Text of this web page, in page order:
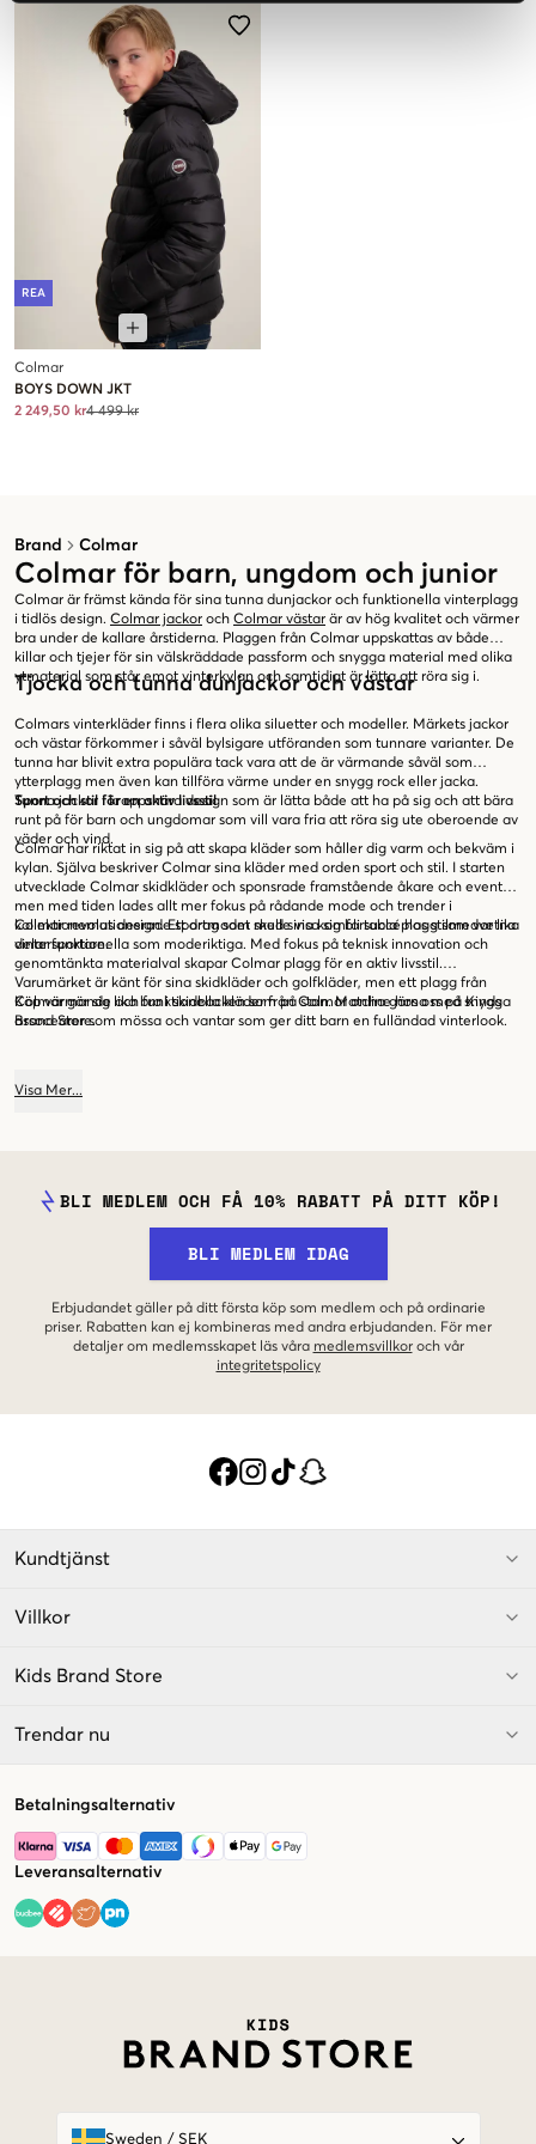
Brand Colmar
Colmar för barn, ungdom och junior
Colmar är främst kända för sina tunna dunjackor och funktionella vinterplagg
i tidlös design. Colmar jackor och Colmar västar är av hög kvalitet och värmer
bra under de kallare årstiderna. Plaggen från Colmar uppskattas av både
killar och tjejer för sin välskräddade passform och snygga material med olika
ytmaterial som står emot vinterkylan och samtidigt är lätta att röra sig i.
Tjocka och tunna dunjackor och västar
Colmars vinterkläder finns i flera olika siluetter och modeller. Märkets jackor
och västar förkommer i såväl bylsigare utföranden som tunnare varianter. De
tunna har blivit extra populära tack vara att de är värmande såväl som
ytterplagg men även kan tillföra värme under en snygg rock eller jacka.
Tunna jackor i kroppsnära design som är lätta både att ha på sig och att bära
runt på för barn och ungdomar som vill vara fria att röra sig ute oberoende av
väder och vind.
Sport och stil för en aktiv livsstil
Colmar har riktat in sig på att skapa kläder som håller dig varm och bekväm i
kylan. Själva beskriver Colmar sina kläder med orden sport och stil. I starten
utvecklade Colmar skidkläder och sponsrade framstående åkare och events,
men med tiden lades allt mer fokus på rådande mode och trender i
kollektionernas design. Ett drag som skulle visa sig bli succé hos stilmedvetna
vintersportare.
Colmar revolutionerade sportmodet med sina komfortabla plagg som var lika
delar funktionella som moderiktiga. Med fokus på teknisk innovation och
genomtänkta materialval skapar Colmar plagg för en aktiv livsstil.
Varumärket är känt för sina skidkläder och golfkläder, men ett plagg från
Colmar gör sig lika bra i skidbacken som på stan. Matcha gärna med snygga
assocearer som mössa och vantar som ger ditt barn en fulländad vinterlook.
Köp värmande och funktionella kläder från Colmar online hos oss på Kinds
Brand Store.
Visa Mer...
REA
Colmar
BOYS DOWN JKT
2 249,50 kr4 499 kr
BLI MEDLEM OCH FÅ 10% RABATT PÅ DITT KÖP!
BLI MEDLEM IDAG
Erbjudandet gäller på ditt första köp som medlem och på ordinarie
priser. Rabatten kan ej kombineras med andra erbjudanden. För mer
detaljer om medlemsskapet läs våra medlemsvillkor och vår
integritetspolicy
Kundtjänst
Villkor
Kids Brand Store
Trendar nu
Betalningsalternativ
Leveransalternativ
Sweden / SEK